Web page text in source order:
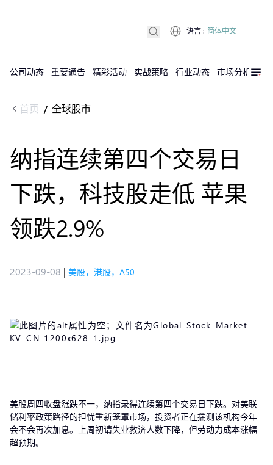
公司动态 重要通告 精彩活动 实战策略 行业动态 市场分析
语言 : 简体中文
首页 / 全球股市
纳指连续第四个交易日
下跌，科技股走低 苹果
领跌2.9%
2023-09-08 | 美股，港股，A50
美股周四收盘涨跌不一，纳指录得连续第四个交易日下跌。对美联
储利率政策路径的担忧重新笼罩市场，投资者正在揣测该机构今年
会不会再次加息。上周初请失业救济人数下降，但劳动力成本涨幅
超预期。